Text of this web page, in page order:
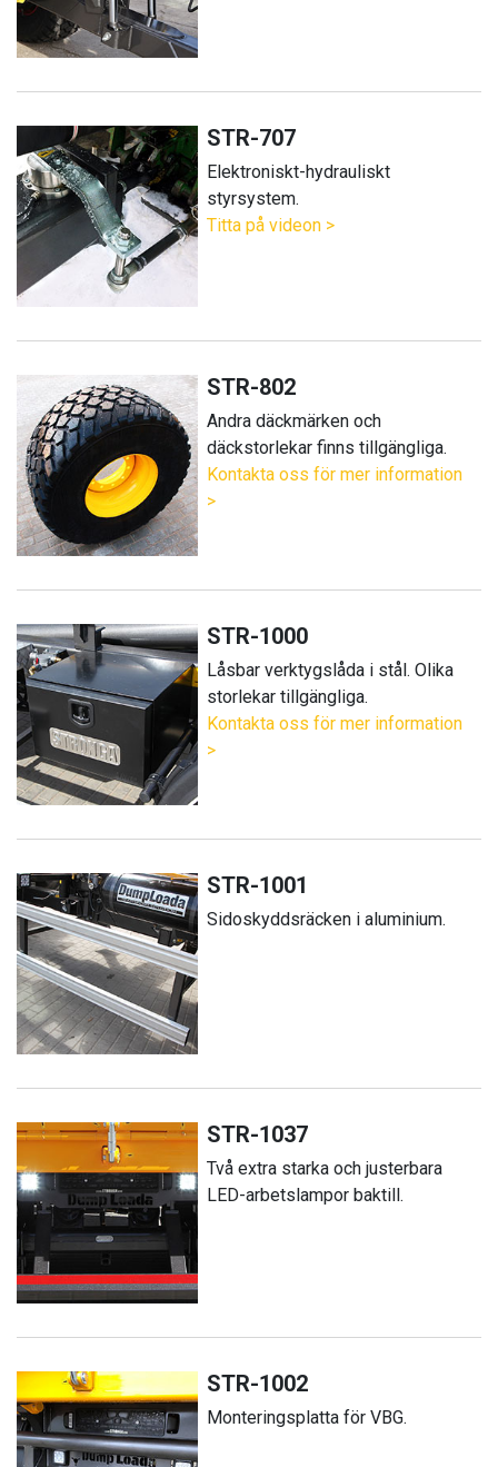
STR-707
Elektroniskt-hydrauliskt
styrsystem.
Titta på videon >
STR-802
Andra däckmärken och
däckstorlekar finns tillgängliga.
Kontakta oss för mer information
>
STR-1000
Låsbar verktygslåda i stål. Olika
storlekar tillgängliga.
Kontakta oss för mer information
>
STR-1001
Sidoskyddsräcken i aluminium.
STR-1037
Två extra starka och justerbara
LED-arbetslampor baktill.
STR-1002
Monteringsplatta för VBG.